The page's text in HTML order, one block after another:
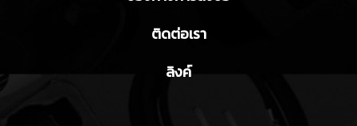
ติดต่อเรา
ลิงค์